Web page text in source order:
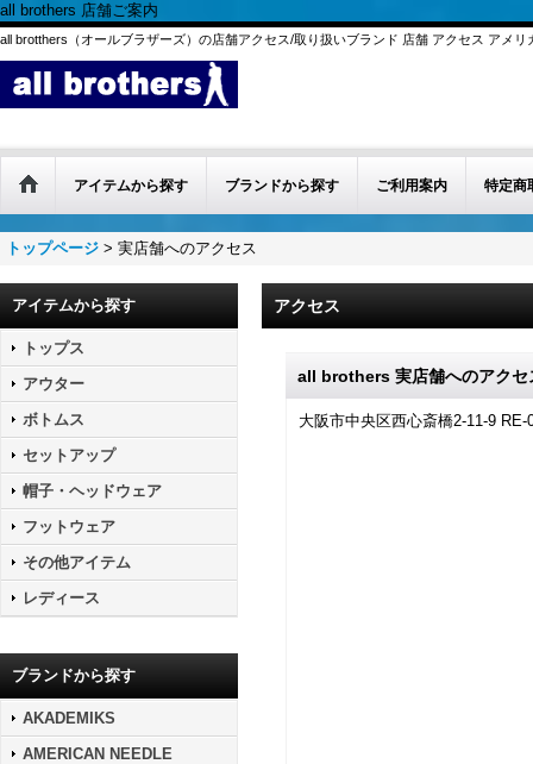
all brothers 店舗ご案内
all brotthers（オールブラザーズ）の店舗アクセス/取り扱いブランド 店舗 アクセス アメ
アイテムから探す ブランドから探す ご利用案内 特定商
トップページ > 実店舗へのアクセス
アイテムから探す
トップス
アウター
ボトムス
セットアップ
帽子・ヘッドウェア
フットウェア
その他アイテム
レディース
ブランドから探す
AKADEMIKS
AMERICAN NEEDLE
アクセス
all brothers 実店舗へのアクセ
大阪市中央区西心斎橋2-11-9